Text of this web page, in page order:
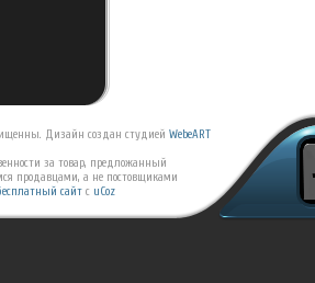
Дизайн создан студией WebeART
за товар, предложанный
продавцами, а не постовщиками
сайт с uCoz